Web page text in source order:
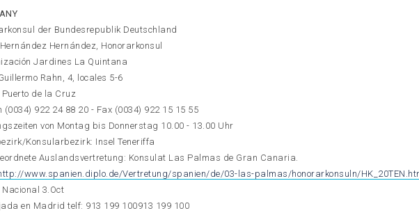
der Bundesrepublik Deutschland
Hernández, Honorarkonsul
Jardines La Quintana
Rahn, 4, locales 5-6
Puerto de la Cruz
(0034) 922 24 88 20 - Fax (0034) 922 15 15 55
von Montag bis Donnerstag 10.00 - 13.00 Uhr
Konsularbezirk: Insel Teneriffa
Auslandsvertretung: Konsulat Las Palmas de Gran Canaria.
www.spanien.diplo.de/Vertretung/spanien/de/03-las-palmas/honorarkonsuln/
Nacional 3.Oct
en Madrid telf: 913 199 100913 199 100